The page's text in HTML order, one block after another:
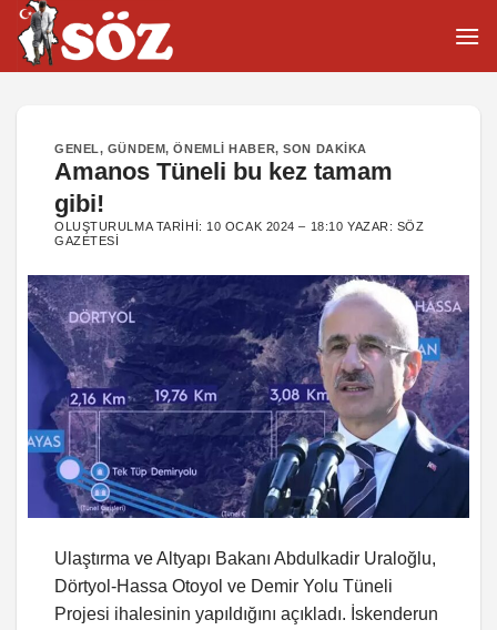
İçeriğe
atla
GENEL, GÜNDEM,ÖNEMLI HABER,SON DAKIKA
Amanos Tüneli bu kez tamam
gibi!
OLUŞTURULMA TARIHI: 10 OCAK 2024 – 18:10 YAZAR: SÖZ
GAZETESI
Ulaştırma ve Altyapı Bakanı Abdulkadir Uraloğlu,
Dörtyol-Hassa Otoyol ve Demir Yolu Tüneli
Projesi ihalesinin yapıldığını açıkladı. İskenderun